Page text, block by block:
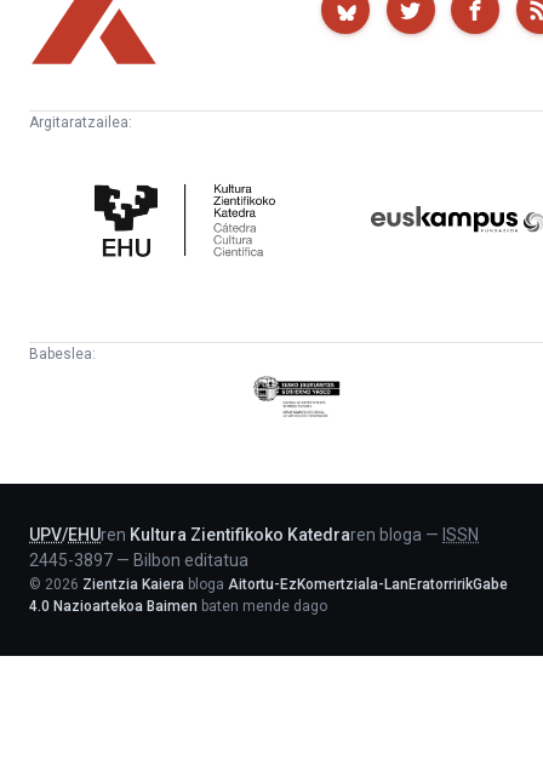
Argitaratzailea:
Zientifikoko
Katedra
Babeslea:
Eusko
Jaurlaritza
UPV/EHUren Kultura Zientifikoko Katedraren bloga — ISSN
2445-3897 — Bilbon editatua
© 2026 Zientzia Kaiera bloga Aitortu-EzKomertziala-LanEratorririkGabe
4.0 Nazioartekoa Baimen baten mende dago